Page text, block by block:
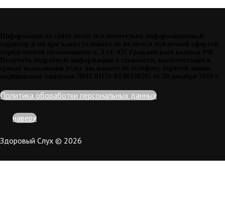
Политика обоработки персональных данных
наверх
Здоровый Слух © 2026